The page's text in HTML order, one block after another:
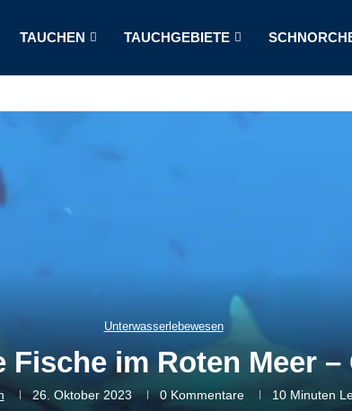
TAUCHEN TAUCHGEBIETE
Unterwasserlebewesen
Fische im Roten Meer
26. Oktober 2023 0 Kommentare 10 Minuten